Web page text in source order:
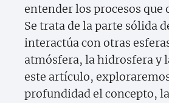
entender los procesos que
Se trata de la parte sólida
interactúa con otras
atmósfera, la hidrosfera y
este artículo,
profundidad el concepto,